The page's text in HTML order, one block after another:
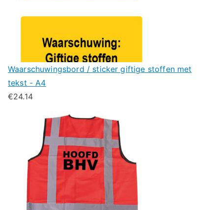
Waarschuwingsbord / sticker giftige stoffen met
tekst - A4
€24.14